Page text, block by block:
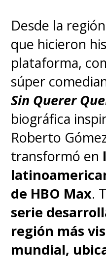
Desde la
que hicieron
plataforma,
súper
Sin Querer
biográfica
Roberto
transformó en
de HBO Max.
serie
región más
mundial,